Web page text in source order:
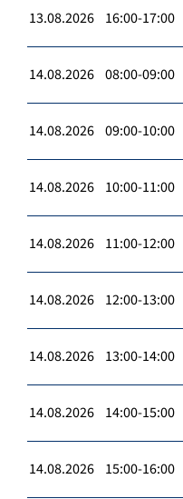
13.08.2026 16:00-17:00
14.08.2026 08:00-09:00
14.08.2026 09:00-10:00
14.08.2026 10:00-11:00
14.08.2026 11:00-12:00
14.08.2026 12:00-13:00
14.08.2026 13:00-14:00
14.08.2026 14:00-15:00
14.08.2026 15:00-16:00